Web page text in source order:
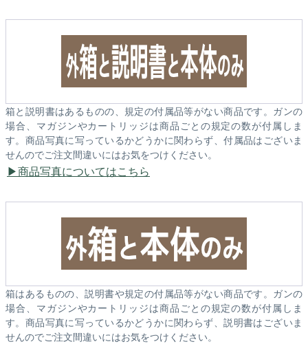
箱と説明書はあるものの、規定の付属品等がない商品です。ガンの
場合、マガジンやカートリッジは商品ごとの規定の数が付属しま
す。商品写真に写っているかどうかに関わらず、付属品はございま
せんのでご注文間違いにはお気をつけください。
商品写真についてはこちら
箱はあるものの、説明書や規定の付属品等がない商品です。ガンの
場合、マガジンやカートリッジは商品ごとの規定の数が付属しま
す。商品写真に写っているかどうかに関わらず、説明書はございま
せんのでご注文間違いにはお気をつけください。